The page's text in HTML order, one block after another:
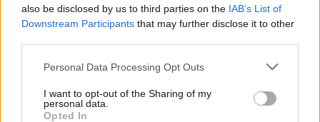
also be disclosed by us to third parties on the IAB’s List of
Downstream Participants that may further disclose it to other
Personal Data Processing Opt Outs
I want to opt-out of the Sharing of my
personal data.
Opted In
Ρομποτικά κατοικίδια κρατούν
συντροφιά σε ηλικιωμένους που
Δεκάδες χιλιάδες ηλικιωμένοι στη Νέα Υόρκη βιώνουν